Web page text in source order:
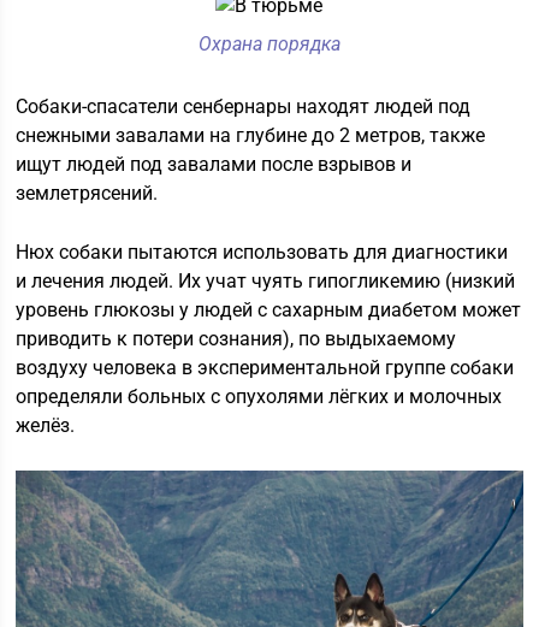
Охрана порядка
Собаки-спасатели сенбернары находят людей под
снежными завалами на глубине до 2 метров, также
ищут людей под завалами после взрывов и
землетрясений.
Нюх собаки пытаются использовать для диагностики
и лечения людей. Их учат чуять гипогликемию (низкий
уровень глюкозы у людей с сахарным диабетом может
приводить к потери сознания), по выдыхаемому
воздуху человека в экспериментальной группе собаки
определяли больных с опухолями лёгких и молочных
желёз.